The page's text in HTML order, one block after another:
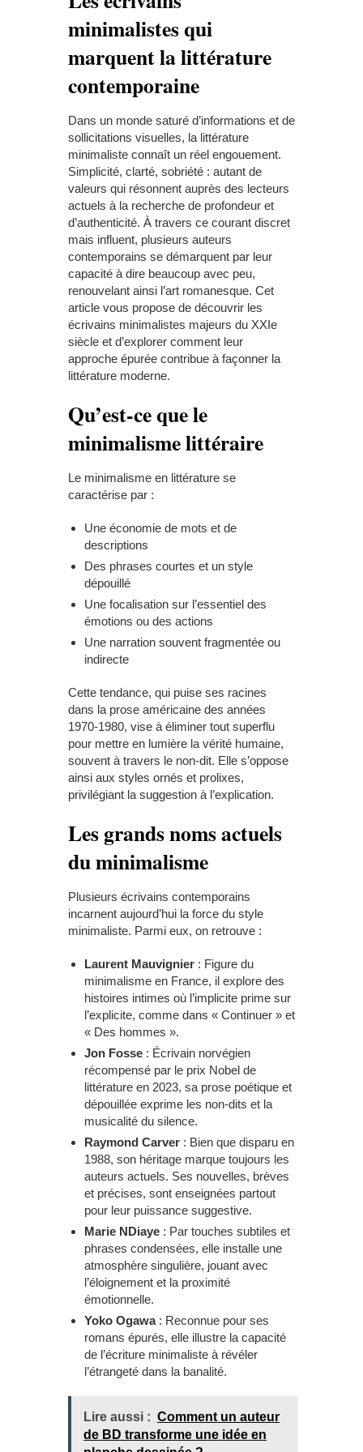
minimalistes qui
marquent la littérature
contemporaine
Dans un monde saturé d’informations et de
sollicitations visuelles, la littérature
minimaliste connaît un réel engouement.
Simplicité, clarté, sobriété : autant de
valeurs qui résonnent auprès des lecteurs
actuels à la recherche de profondeur et
d’authenticité. À travers ce courant discret
mais influent, plusieurs auteurs
contemporains se démarquent par leur
capacité à dire beaucoup avec peu,
renouvelant ainsi l’art romanesque. Cet
article vous propose de découvrir les
écrivains minimalistes majeurs du XXIe
siècle et d’explorer comment leur
approche épurée contribue à façonner la
littérature moderne.
Qu’est-ce que le
minimalisme littéraire
Le minimalisme en littérature se
caractérise par :
Une économie de mots et de
descriptions
Des phrases courtes et un style
dépouillé
Une focalisation sur l’essentiel des
émotions ou des actions
Une narration souvent fragmentée ou
indirecte
Cette tendance, qui puise ses racines
dans la prose américaine des années
1970-1980, vise à éliminer tout superflu
pour mettre en lumière la vérité humaine,
souvent à travers le non-dit. Elle s’oppose
ainsi aux styles ornés et prolixes,
privilégiant la suggestion à l’explication.
Les grands noms actuels
du minimalisme
Plusieurs écrivains contemporains
incarnent aujourd’hui la force du style
minimaliste. Parmi eux, on retrouve :
Laurent Mauvignier : Figure du
minimalisme en France, il explore des
histoires intimes où l’implicite prime sur
l’explicite, comme dans « Continuer » et
« Des hommes ».
Jon Fosse : Écrivain norvégien
récompensé par le prix Nobel de
littérature en 2023, sa prose poétique et
dépouillée exprime les non-dits et la
musicalité du silence.
Raymond Carver : Bien que disparu en
1988, son héritage marque toujours les
auteurs actuels. Ses nouvelles, brèves
et précises, sont enseignées partout
pour leur puissance suggestive.
Marie NDiaye : Par touches subtiles et
phrases condensées, elle installe une
atmosphère singulière, jouant avec
l’éloignement et la proximité
émotionnelle.
Yoko Ogawa: Reconnue pour ses
romans épurés, elle illustre la capacité
de l’écriture minimaliste à révéler
l’étrangeté dans la banalité.
Lire aussi : Comment un auteur
de BD transforme une idée en